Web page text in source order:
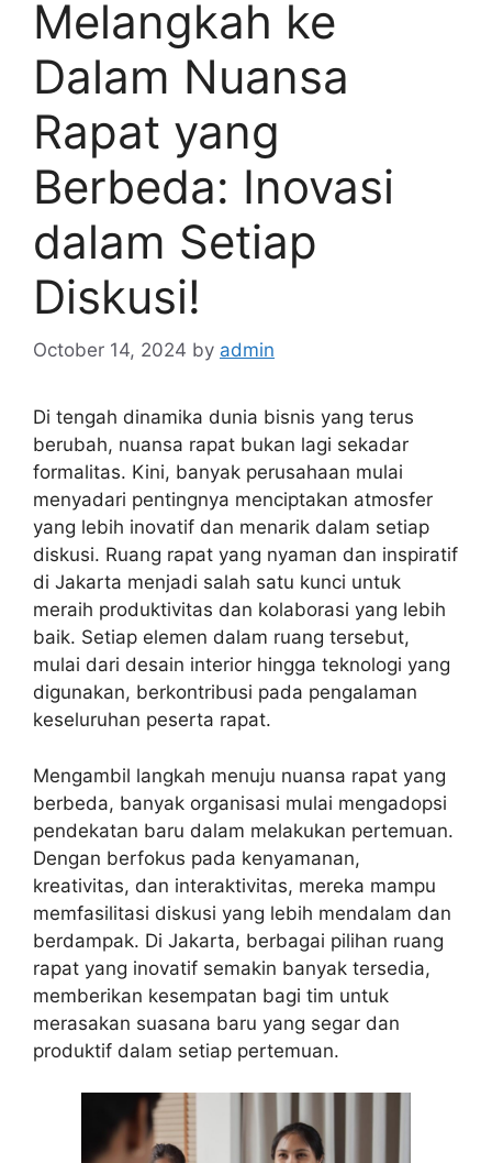
Melangkah ke
Dalam Nuansa
Rapat yang
Berbeda: Inovasi
dalam Setiap
Diskusi!
October 14, 2024 by admin
Di tengah dinamika dunia bisnis yang terus
berubah, nuansa rapat bukan lagi sekadar
formalitas. Kini, banyak perusahaan mulai
menyadari pentingnya menciptakan atmosfer
yang lebih inovatif dan menarik dalam setiap
diskusi. Ruang rapat yang nyaman dan inspiratif
di Jakarta menjadi salah satu kunci untuk
meraih produktivitas dan kolaborasi yang lebih
baik. Setiap elemen dalam ruang tersebut,
mulai dari desain interior hingga teknologi yang
digunakan, berkontribusi pada pengalaman
keseluruhan peserta rapat.
Mengambil langkah menuju nuansa rapat yang
berbeda, banyak organisasi mulai mengadopsi
pendekatan baru dalam melakukan pertemuan.
Dengan berfokus pada kenyamanan,
kreativitas, dan interaktivitas, mereka mampu
memfasilitasi diskusi yang lebih mendalam dan
berdampak. Di Jakarta, berbagai pilihan ruang
rapat yang inovatif semakin banyak tersedia,
memberikan kesempatan bagi tim untuk
merasakan suasana baru yang segar dan
produktif dalam setiap pertemuan.